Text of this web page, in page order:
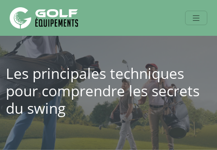
Les principales techniques
pour comprendre les secrets
du swing